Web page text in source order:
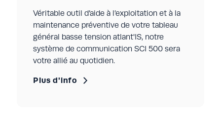
Véritable outil d’aide à l’exploitation et à la
maintenance préventive de votre tableau
général basse tension atlant'IS, notre
système de communication SCI 500 sera
votre allié au quotidien.
Plus d'info